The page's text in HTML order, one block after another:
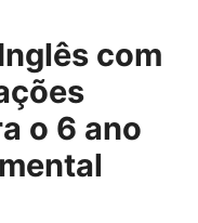
com
o 6 ano